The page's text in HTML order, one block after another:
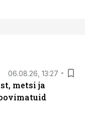
06.08.26, 13:27
metsi ja